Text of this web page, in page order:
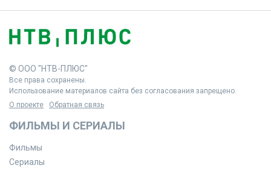
© ООО "НТВ-ПЛЮС"
Все права сохранены.
Использование материалов сайта без согласования запрещено.
О проекте
Обратная связь
ФИЛЬМЫ И СЕРИАЛЫ
Фильмы
Сериалы